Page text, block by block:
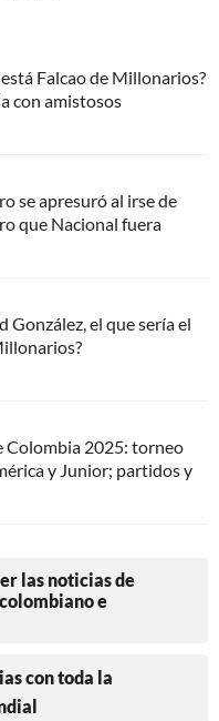
Falcao de Millonarios?
con amistosos
se apresuró al irse de
que Nacional fuera
González, el que sería el
Colombia 2025: torneo
y Junior; partidos y
las noticias de
e
con toda la